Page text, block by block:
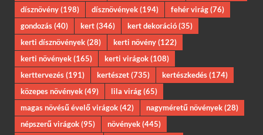
dísznövény(198) dísznövények(194) fehér virág(76)
gondozás(40) kert(346) kert dekoráció(35)
kerti dísznövények(28) kerti növény(122)
kerti növények(165) kerti virágok(108)
kerttervezés(191) kertészet(735) kertészkedés(174)
közepes növények(49) lila virág(65)
magas növésű évelő virágok(42) nagyméretű növények(28)
népszerű virágok(95) növények(445)